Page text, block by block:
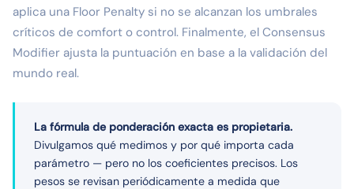
aplica una Floor Penalty si no se alcanzan los umbrales
críticos de comfort o control. Finalmente, el Consensus
Modifier ajusta la puntuación en base a la validación del
mundo real.
La fórmula de ponderación exacta es propietaria.
Divulgamos qué medimos y por qué importa cada
parámetro — pero no los coeficientes precisos. Los
pesos se revisan periódicamente a medida que